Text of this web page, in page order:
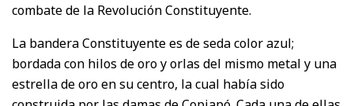
combate de la Revolución Constituyente.
La bandera Constituyente es de seda color azul;
bordada con hilos de oro y orlas del mismo metal y una
estrella de oro en su centro, la cual había sido